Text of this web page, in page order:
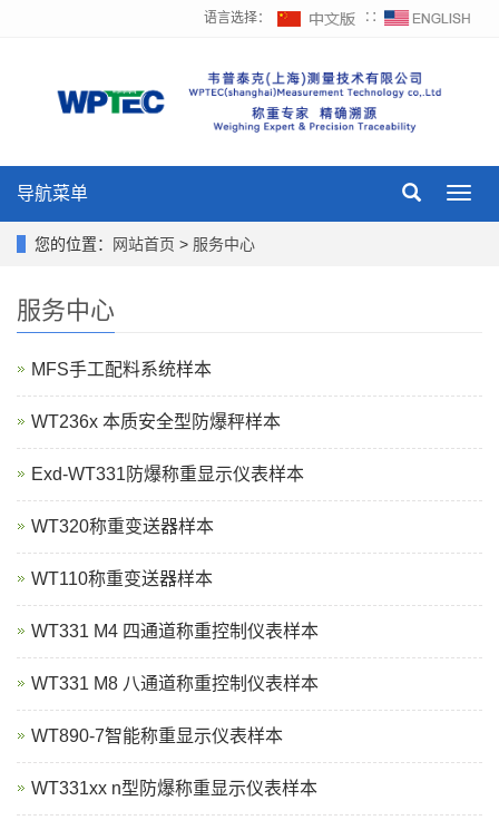
语言选择： ∷
导航菜单
您的位置： 网站首页 > 服务中心
服务中心
MFS手工配料系统样本
WT236x 本质安全型防爆秤样本
Exd-WT331防爆称重显示仪表样本
WT320称重变送器样本
WT110称重变送器样本
WT331 M4 四通道称重控制仪表样本
WT331 M8 八通道称重控制仪表样本
WT890-7智能称重显示仪表样本
WT331xx n型防爆称重显示仪表样本